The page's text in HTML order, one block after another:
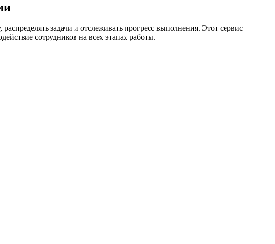
задачи и отслеживать прогресс выполнения. Этот сервис
сотрудников на всех этапах работы.